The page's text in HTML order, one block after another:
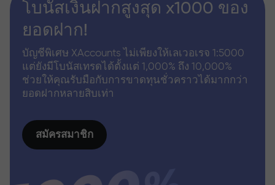
โบนัสเงินฝากสูงสุด x1000 ของ
ยอดฝาก!
บัญชีพิเศษ XAccounts ไม่เพียงให้เลเวอเรจ 1:5000
แต่ยังมีโบนัสเทรดได้ตั้งแต่ 1,000% ถึง 10,000%
ช่วยให้คุณรับมือกับการขาดทุนชั่วคราวได้มากกว่า
ยอดฝากหลายสิบเท่า
สมัครสมาชิก